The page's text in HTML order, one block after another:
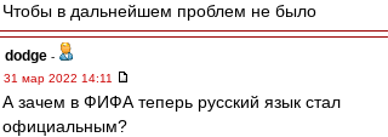
Чтобы в дальнейшем проблем не было
dodge -
31 мар 2022 14:11
А зачем в ФИФА теперь русский язык стал
официальным?